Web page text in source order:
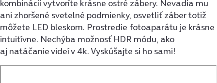
kombinácii vytvoríte krásne ostré zábery. Nevadia mu
ani zhoršené svetelné podmienky, osvetliť záber totiž
môžete LED bleskom. Prostredie fotoaparátu je krásne
intuitívne. Nechýba možnosť HDR módu, ako
aj natáčanie videí v 4k. Vyskúšajte si ho sami!